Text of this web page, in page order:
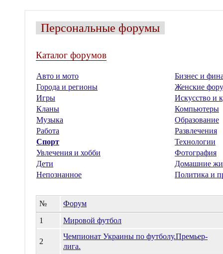
Персональные форумы
Каталог форумов
Авто и мото
Бизнес и
Города и регионы
Женские
Игры
Искусство и
Кланы
Компьютеры
Музыка
Образование
Работа
Развлечения
Спорт
Технологии
Увлечения и хобби
Фотография
Дети
Домашние
Непознанное
Политика и
№
Форум
1
Мировой футбол
2
Чемпионат Украины по футболу.Премьер-
лига.